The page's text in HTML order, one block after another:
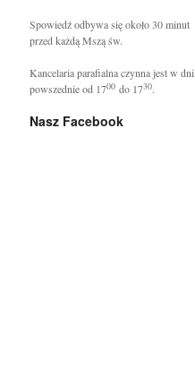
Spowiedź odbywa się około 30 minut
przed każdą Mszą św.
Kancelaria parafialna czynna jest w dni
powszednie od 1700 do 1730.
Nasz Facebook